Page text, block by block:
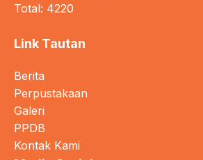
Total: 4220
Link Tautan
Berita
Perpustakaan
Galeri
PPDB
Kontak Kami